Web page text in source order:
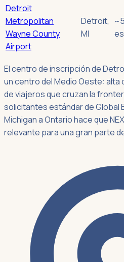
Detroit
Metropolitan
Wayne County
Airport
Detroit,
MI
El centro de inscripción de
un centro del Medio Oeste: alta
de viajeros que cruzan la
solicitantes estándar de Global
Michigan a Ontario hace que
relevante para una gran parte